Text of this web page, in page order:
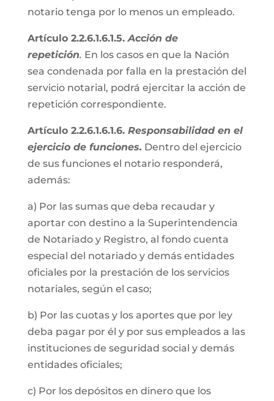
notario tenga por lo menos un empleado.
Artículo 2.2.6.1.6.1.5.Acción de
repetición. En los casos en que la Nación
sea condenada por falla en la prestación del
servicio notarial, podrá ejercitar la acción de
repetición correspondiente.
Artículo 2.2.6.1.6.1.6. Responsabilidad en el
ejercicio de funciones. Dentro del ejercicio
de sus funciones el notario responderá,
además:
a) Por las sumas que deba recaudar y
aportar con destino a la Superintendencia
de Notariado y Registro, al fondo cuenta
especial del notariado y demás entidades
oficiales por la prestación de los servicios
notariales, según el caso;
b) Por las cuotas y los aportes que por ley
deba pagar por él y por sus empleados a las
instituciones de seguridad social y demás
entidades oficiales;
c) Por los depósitos en dinero que los